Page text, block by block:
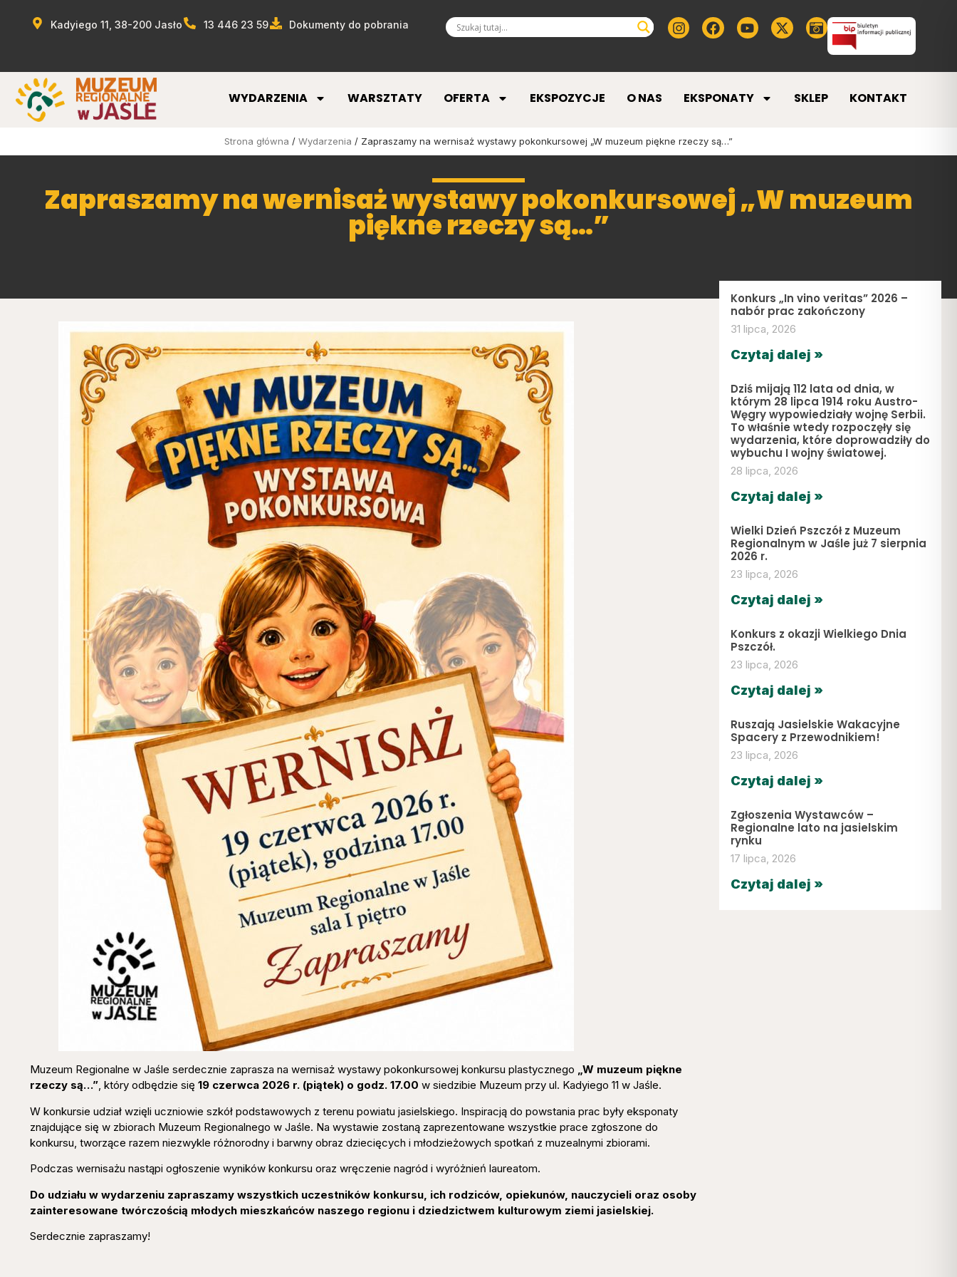
Kadyiego 11, 38-200 Jasło 13 446 23 59 Dokumenty do pobrania
WYDARZENIA WARSZTATY OFERTA EKSPOZYCJE O NAS EKSPONATY SKLEP KONTAKT
Strona główna / Wydarzenia / Zapraszamy na wernisaż wystawy pokonkursowej „W muzeum piękne rzeczy są…”
Zapraszamy na wernisaż wystawy pokonkursowej „W muzeum
piękne rzeczy są…”
Muzeum Regionalne w Jaśle serdecznie zaprasza na wernisaż wystawy pokonkursowej konkursu plastycznego „W muzeum piękne
rzeczy są…”, który odbędzie się 19 czerwca 2026 r. (piątek) o godz. 17.00 w siedzibie Muzeum przy ul. Kadyiego 11 w Jaśle.
W konkursie udział wzięli uczniowie szkół podstawowych z terenu powiatu jasielskiego. Inspiracją do powstania prac były eksponaty
znajdujące się w zbiorach Muzeum Regionalnego w Jaśle. Na wystawie zostaną zaprezentowane wszystkie prace zgłoszone do
konkursu, tworzące razem niezwykle różnorodny i barwny obraz dziecięcych i młodzieżowych spotkań z muzealnymi zbiorami.
Podczas wernisażu nastąpi ogłoszenie wyników konkursu oraz wręczenie nagród i wyróżnień laureatom.
Do udziału w wydarzeniu zapraszamy wszystkich uczestników konkursu, ich rodziców, opiekunów, nauczycieli oraz osoby
zainteresowane twórczością młodych mieszkańców naszego regionu i dziedzictwem kulturowym ziemi jasielskiej.
Serdecznie zapraszamy!
Konkurs „In vino veritas” 2026 –
nabór prac zakończony
31 lipca, 2026
Czytaj dalej »
Dziś mijają 112 lata od dnia, w
którym 28 lipca 1914 roku Austro-
Węgry wypowiedziały wojnę Serbii.
To właśnie wtedy rozpoczęły się
wydarzenia, które doprowadziły do
wybuchu I wojny światowej.
28 lipca, 2026
Czytaj dalej »
Wielki Dzień Pszczół z Muzeum
Regionalnym w Jaśle już 7 sierpnia
2026 r.
23 lipca, 2026
Czytaj dalej »
Konkurs z okazji Wielkiego Dnia
Pszczół.
23 lipca, 2026
Czytaj dalej »
Ruszają Jasielskie Wakacyjne
Spacery z Przewodnikiem!
23 lipca, 2026
Czytaj dalej »
Zgłoszenia Wystawców –
Regionalne lato na jasielskim
rynku
17 lipca, 2026
Czytaj dalej »